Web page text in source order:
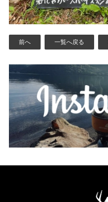
前へ 一覧へ戻る